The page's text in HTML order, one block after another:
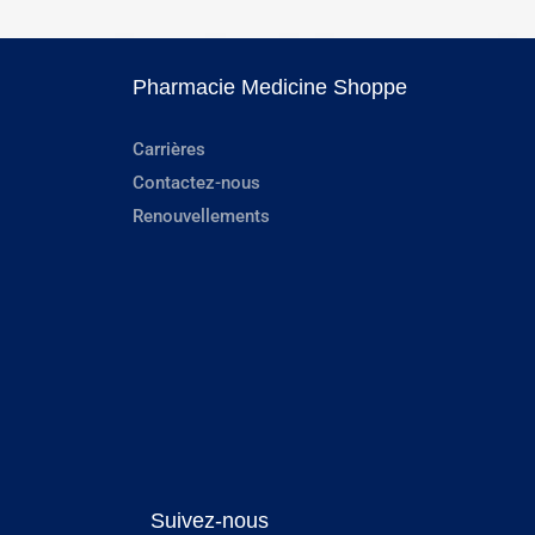
Pharmacie Medicine Shoppe
Carrières
Contactez-nous
Renouvellements
Suivez-nous